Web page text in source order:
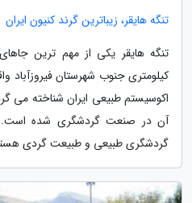
تنگه هایقر، زیباترین گرند کنیون ایران
کیلومتری جنوب شهرستان فیروزآباد
اکوسیستم طبیعی ایران شناخته
آن در صنعت گردشگری شده است.
گردشگری طبیعی و طبیعت گردی